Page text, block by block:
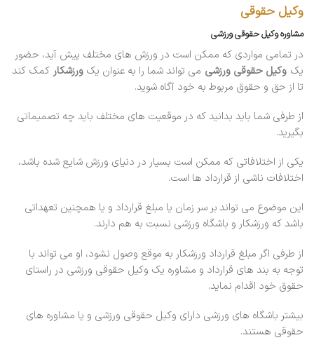
وکیل حقوقی
مشاوره وکیل حقوقی ورزشی
در تمامی مواردی که ممکن است در ورزش های مختلف پیش آید، حضور
یک وکیل حقوقی ورزشی می تواند شما را به عنوان یک ورزشکار کمک کند
تا از حق و حقوق مربوط به خود آگاه شوید.
از طرفی شما باید بدانید که در موقعیت های مختلف باید چه تصمیماتی
بگیرید.
یکی از اختلافاتی که ممکن است بسیار در دنیای ورزش شایع شده باشد،
اختلافات ناشی از قرارداد ها است.
این موضوع می تواند بر سر زمان یا مبلغ قرارداد و یا همچنین تعهداتی
باشد که ورزشکار و باشگاه ورزشی نسبت به هم دارند.
از طرفی اگر مبلغ قرارداد ورزشکار به موقع وصول نشود، او می تواند با
توجه به بند های قرارداد و مشاوره یک وکیل حقوقی ورزشی در راستای
حقوق خود اقدام نماید.
بیشتر باشگاه های ورزشی دارای وکیل حقوقی ورزشی و یا مشاوره های
حقوقی هستند.